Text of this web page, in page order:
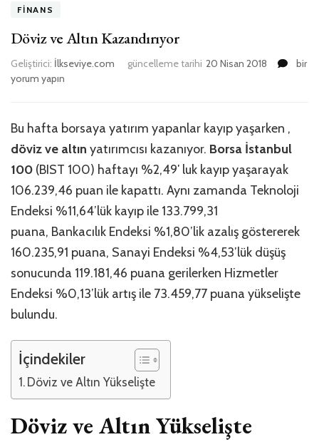
FINANS
Döviz ve Altın Kazandırıyor
Geliştirici: İlkseviye.com güncelleme tarihi 20 Nisan 2018
Döviz
bir
yorum yapın
Bu hafta borsaya yatırım yapanlar kayıp yaşarken ,
döviz ve altın yatırımcısı kazanıyor. Borsa İstanbul
100 (BIST 100) haftayı %2,49′ luk kayıp yaşarayak
106.239,46 puan ile kapattı. Aynı zamanda Teknoloji
Endeksi %11,64’lük kayıp ile 133.799,31
puana, Bankacılık Endeksi %1,80’lik azalış göstererek
160.235,91 puana, Sanayi Endeksi %4,53’lük düşüş
sonucunda 119.181,46 puana gerilerken Hizmetler
Endeksi %0,13’lük artış ile 73.459,77 puana yükselişte
bulundu.
İçindekiler
Döviz ve Altın Yükselişte
Döviz ve Altın Yükselişte